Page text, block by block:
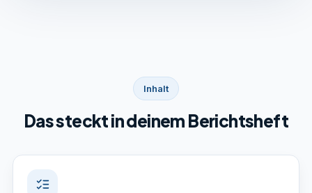
Inhalt
Das steckt in deinem Berichtsheft